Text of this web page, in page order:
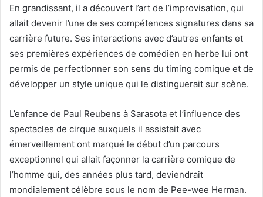
En grandissant, il a découvert l’art de l’improvisation, qui
allait devenir l’une de ses compétences signatures dans sa
carrière future. Ses interactions avec d’autres enfants et
ses premières expériences de comédien en herbe lui ont
permis de perfectionner son sens du timing comique et de
développer un style unique qui le distinguerait sur scène.
L’enfance de Paul Reubens à Sarasota et l’influence des
spectacles de cirque auxquels il assistait avec
émerveillement ont marqué le début d’un parcours
exceptionnel qui allait façonner la carrière comique de
l’homme qui, des années plus tard, deviendrait
mondialement célèbre sous le nom de Pee-wee Herman.